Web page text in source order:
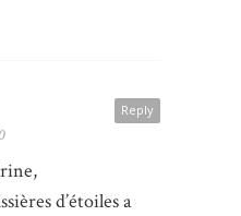
Reply
d’étoiles a